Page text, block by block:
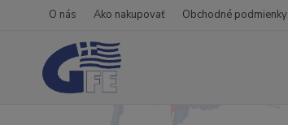
O nás Ako nakupovať Obchodné podmienky